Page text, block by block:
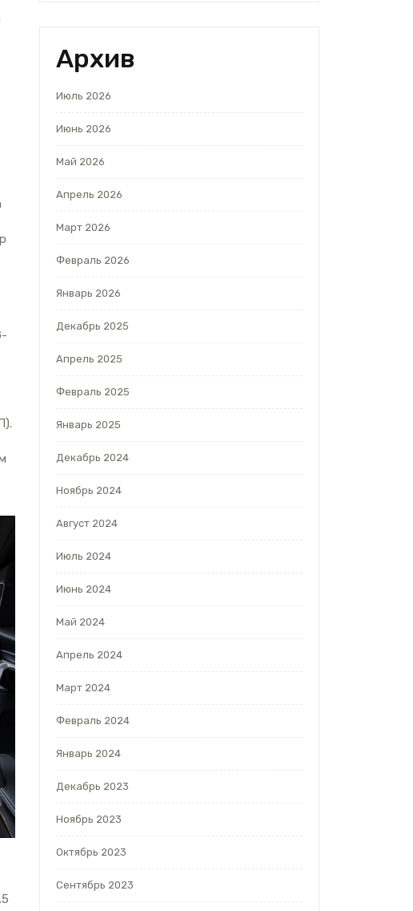
Архив
Июль 2026
Июнь 2026
Май 2026
Апрель 2026
Март 2026
Февраль 2026
Январь 2026
Декабрь 2025
Апрель 2025
Февраль 2025
Январь 2025
Декабрь 2024
Ноябрь 2024
Август 2024
Июль 2024
Июнь 2024
Май 2024
Апрель 2024
Март 2024
Февраль 2024
Январь 2024
Декабрь 2023
Ноябрь 2023
Октябрь 2023
Сентябрь 2023